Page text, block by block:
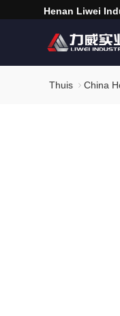
Henan Liwei
Thuis China